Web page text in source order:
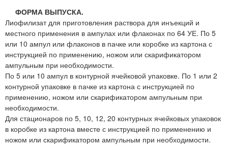
ФОРМА ВЫПУСКА.
Лиофилизат для приготовления раствора для инъекций и
местного применения в ампулах или флаконах по 64 УЕ. По 5
или 10 ампул или флаконов в пачке или коробке из картона с
инструкцией по применению, ножом или скарификатором
ампульным при необходимости.
По 5 или 10 ампул в контурной ячейковой упаковке. По 1 или 2
контурной упаковке в пачке из картона с инструкцией по
применению, ножом или скарификатором ампульным при
необходимости.
Для стационаров по 5, 10, 12, 20 контурных ячейковых упаковок
в коробке из картона вместе с инструкцией по применению и
ножом или скарификатором ампульным при необходимости.